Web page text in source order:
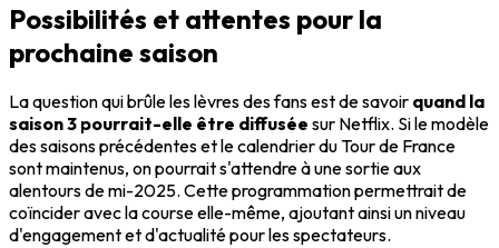
Possibilités et attentes pour la
prochaine saison
La question qui brûle les lèvres des fans est de savoir quand la
saison 3 pourrait-elle être diffusée sur Netflix. Si le modèle
des saisons précédentes et le calendrier du Tour de France
sont maintenus, on pourrait s'attendre à une sortie aux
alentours de mi-2025. Cette programmation permettrait de
coïncider avec la course elle-même, ajoutant ainsi un niveau
d'engagement et d'actualité pour les spectateurs.